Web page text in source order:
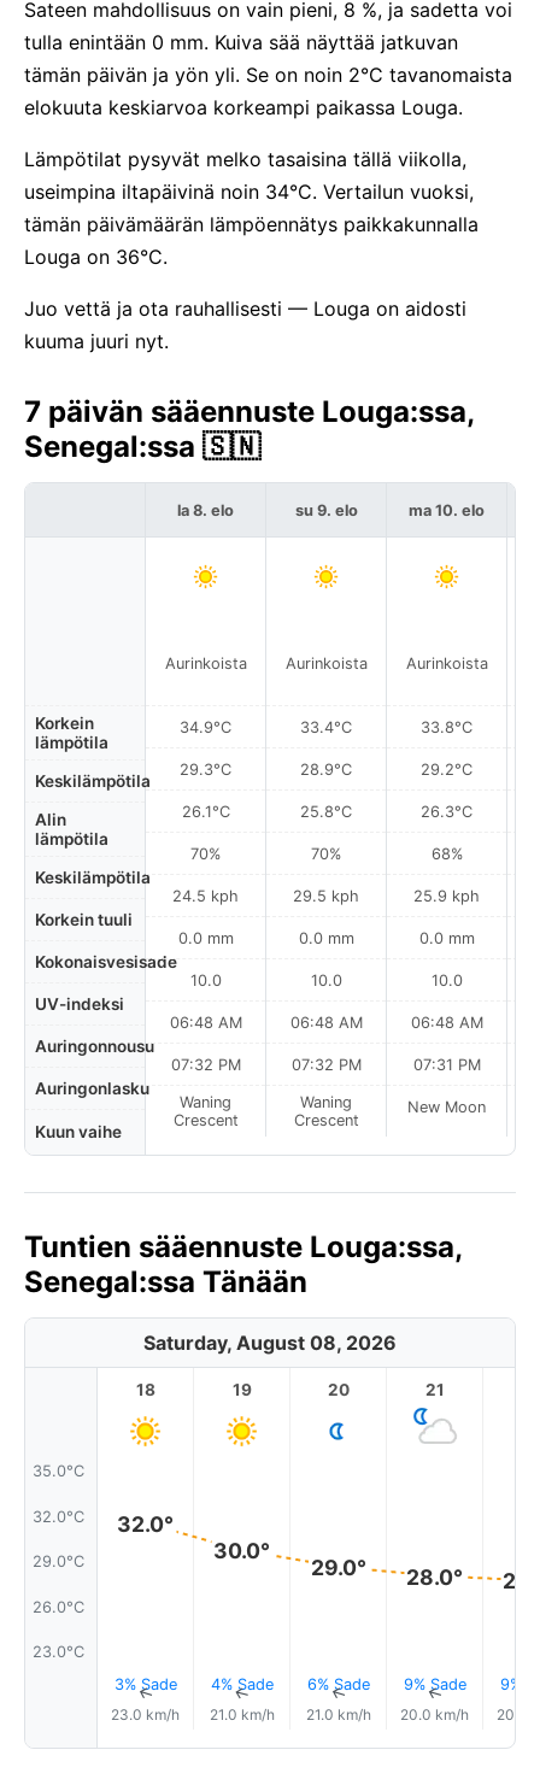
Sateen mahdollisuus on vain pieni, 8 %, ja sadetta voi
tulla enintään 0 mm. Kuiva sää näyttää jatkuvan
tämän päivän ja yön yli. Se on noin 2°C tavanomaista
elokuuta keskiarvoa korkeampi paikassa Louga.
Lämpötilat pysyvät melko tasaisina tällä viikolla,
useimpina iltapäivinä noin 34°C. Vertailun vuoksi,
tämän päivämäärän lämpöennätys paikkakunnalla
Louga on 36°C.
Juo vettä ja ota rauhallisesti — Louga on aidosti
kuuma juuri nyt.
7 päivän sääennuste Louga:ssa,
Senegal:ssa 🇸🇳
Korkein
lämpötila
Keskilämpötila
Alin
lämpötila
Keskilämpötila
Korkein tuuli
Kokonaisvesisade
UV-indeksi
Auringonnousu
Auringonlasku
Kuun vaihe
la 8. elo
Aurinkoista
34.9°C
29.3°C
26.1°C
70%
24.5 kph
0.0 mm
10.0
06:48 AM
07:32 PM
Waning
Crescent
su 9. elo
Aurinkoista
33.4°C
28.9°C
25.8°C
70%
29.5 kph
0.0 mm
10.0
06:48 AM
07:32 PM
Waning
Crescent
ma 10. elo
Aurinkoista
33.8°C
29.2°C
26.3°C
68%
25.9 kph
0.0 mm
10.0
06:48 AM
07:31 PM
New Moon
Tuntien sääennuste Louga:ssa,
Senegal:ssa Tänään
Saturday, August 08, 2026
35.0°C
32.0°C
29.0°C
26.0°C
23.0°C
18
32.0°
3% Sade
↑
23.0 km/h
19
30.0°
4% Sade
↑
21.0 km/h
20
29.0°
6% Sade
↑
21.0 km/h
21
28.0°
9% Sade
↑
20.0 km/h
9%
20.0